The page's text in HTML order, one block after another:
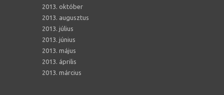
2013. október
2013. augusztus
2013. július
2013. június
2013. május
2013. április
2013. március